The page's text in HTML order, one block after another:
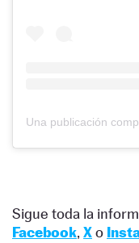
Sigue toda la
Facebook, Xo